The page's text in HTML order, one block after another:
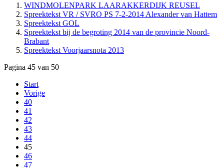
WINDMOLENPARK LAARAKKERDIJK REUSEL
Spreektekst VR / SVRO PS 7-2-2014 Alexander van Hattem
Spreektekst GOL
Spreektekst bij de begroting 2014 van de provincie Noord-
Brabant
Spreektekst Voorjaarsnota 2013
Pagina 45 van 50
Start
Vorige
40
41
42
43
44
45
46
47